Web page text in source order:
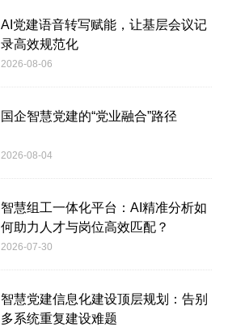
AI党建语音转写赋能，让基层会议记
录高效规范化
2026-08-06
国企智慧党建的“党业融合”路径
2026-08-04
智慧组工一体化平台：AI精准分析如
何助力人才与岗位高效匹配？
2026-07-30
智慧党建信息化建设顶层规划：告别
多系统重复建设难题